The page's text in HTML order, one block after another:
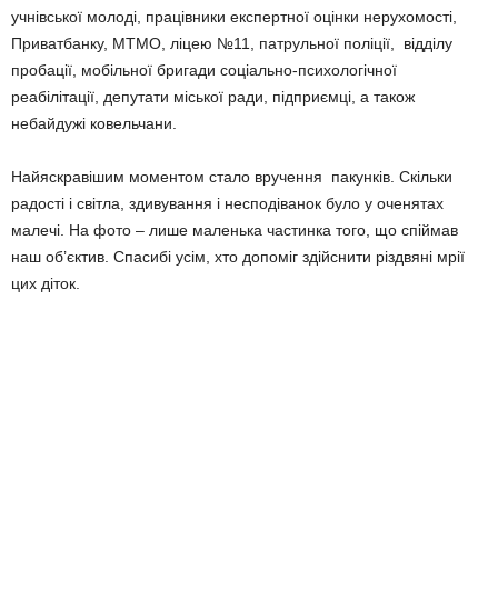
учнівської молоді, працівники експертної оцінки нерухомості,
Приватбанку, МТМО, ліцею №11, патрульної поліції, відділу
пробації, мобільної бригади соціально-психологічної
реабілітації, депутати міської ради, підприємці, а також
небайдужі ковельчани.
Найяскравішим моментом стало вручення пакунків. Скільки
радості і світла, здивування і несподіванок було у оченятах
малечі. На фото – лише маленька частинка того, що спіймав
наш об’єктив. Спасибі усім, хто допоміг здійснити різдвяні мрії
цих діток.